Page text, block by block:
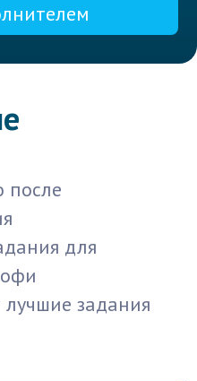
после
для
задания